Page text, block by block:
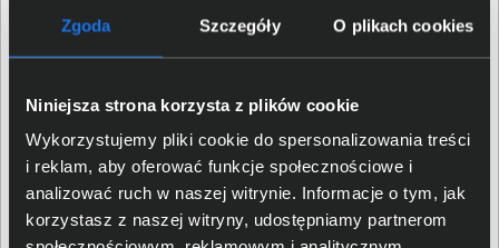
Zgoda Szczegóły O plikach cookies
Niniejsza strona korzysta z plików cookie
Wykorzystujemy pliki cookie do spersonalizowania treści
i reklam, aby oferować funkcje społecznościowe i
analizować ruch w naszej witrynie. Informacje o tym, jak
korzystasz z naszej witryny, udostępniamy partnerom
Dane producenta
Logitech Europe S.A.; EPFL -
Quartier de l’Innovation, CH
Osoba odpowiedzialna za
produkt
Logitech Europe S.A.;
Catharijnesingel 47, 3511GC
Utrecht, The Netherlands;
https://support. logi.com